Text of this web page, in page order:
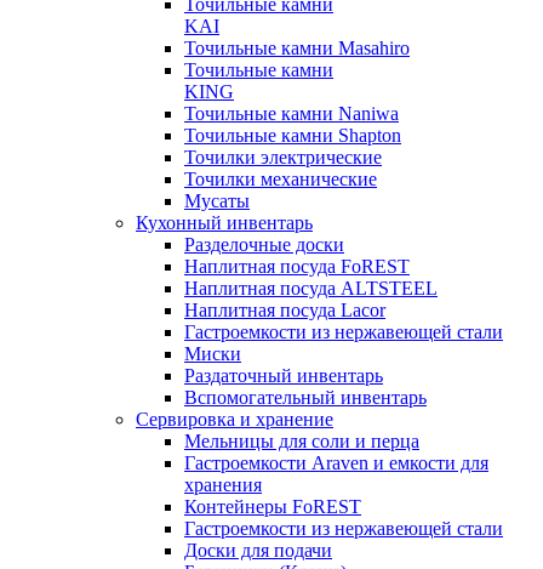
Точильные камни
KAI
Точильные камни Masahiro
Точильные камни
KING
Точильные камни Naniwa
Точильные камни Shapton
Точилки электрические
Точилки механические
Мусаты
Кухонный инвентарь
Разделочные доски
Наплитная посуда FoREST
Наплитная посуда ALTSTEEL
Наплитная посуда Lacor
Гастроемкости из нержавеющей стали
Миски
Раздаточный инвентарь
Вспомогательный инвентарь
Сервировка и хранение
Мельницы для соли и перца
Гастроемкости Araven и емкости для
хранения
Контейнеры FoREST
Гастроемкости из нержавеющей стали
Доски для подачи